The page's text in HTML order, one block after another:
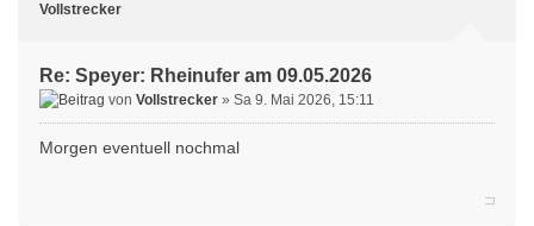
Vollstrecker
Re: Speyer: Rheinufer am 09.05.2026
von Vollstrecker » Sa 9. Mai 2026, 15:11
Morgen eventuell nochmal